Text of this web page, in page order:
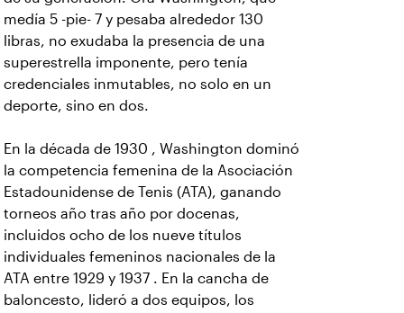
medía 5 -pie- 7 y pesaba alrededor 130
libras, no exudaba la presencia de una
superestrella imponente, pero tenía
credenciales inmutables, no solo en un
deporte, sino en dos.
En la década de 1930 , Washington dominó
la competencia femenina de la Asociación
Estadounidense de Tenis (ATA), ganando
torneos año tras año por docenas,
incluidos ocho de los nueve títulos
individuales femeninos nacionales de la
ATA entre 1929 y 1937 . En la cancha de
baloncesto, lideró a dos equipos, los